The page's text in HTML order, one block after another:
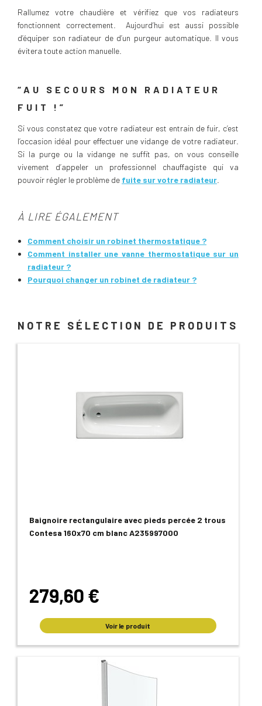
Rallumez votre chaudière et vérifiez que vos radiateurs
fonctionnent correctement. Aujourd’hui est aussi possible
d’équiper son radiateur de d’un purgeur automatique. Il vous
évitera toute action manuelle.
“AU SECOURS MON RADIATEUR
FUIT !”
Si vous constatez que votre radiateur est entrain de fuir, c’est
l’occasion idéal pour effectuer une vidange de votre radiateur.
Si la purge ou la vidange ne suffit pas, on vous conseille
vivement d’appeler un professionnel chauffagiste qui va
pouvoir régler le problème de fuite sur votre radiateur
À LIRE ÉGALEMENT
Comment choisir un robinet thermostatique ?
Comment installer une vanne thermostatique sur un
radiateur ?
Pourquoi changer un robinet de radiateur ?
NOTRE SÉLECTION DE PRODUITS
Baignoire rectangulaire avec pieds percée 2 trous
Contesa 160x70 cm blanc A235997000
279,60 €
Voir le produit